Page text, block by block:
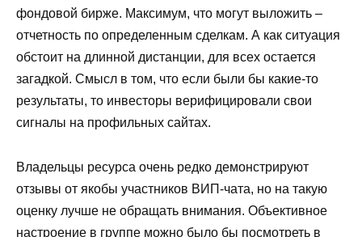
фондовой бирже. Максимум, что могут выложить –
отчетность по определенным сделкам. А как ситуация
обстоит на длинной дистанции, для всех остается
загадкой. Смысл в том, что если были бы какие-то
результаты, то инвесторы верифицировали свои
сигналы на профильных сайтах.
Владельцы ресурса очень редко демонстрируют
отзывы от якобы участников ВИП-чата, но на такую
оценку лучше не обращать внимания. Объективное
настроение в группе можно было бы посмотреть в